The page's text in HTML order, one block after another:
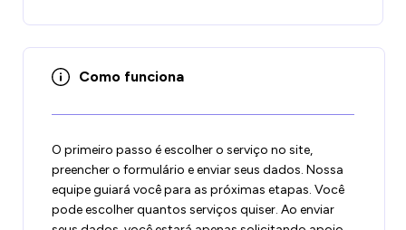
Como funciona
O primeiro passo é escolher o serviço no site,
preencher o formulário e enviar seus dados. Nossa
equipe guiará você para as próximas etapas. Você
pode escolher quantos serviços quiser. Ao enviar